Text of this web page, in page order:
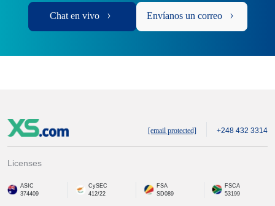
Chat en vivo Envíanos un correo
[email protected] +248 432 3314
Licenses
ASIC
374409
CySEC
412/22
FSA
SD089
FSCA
53199